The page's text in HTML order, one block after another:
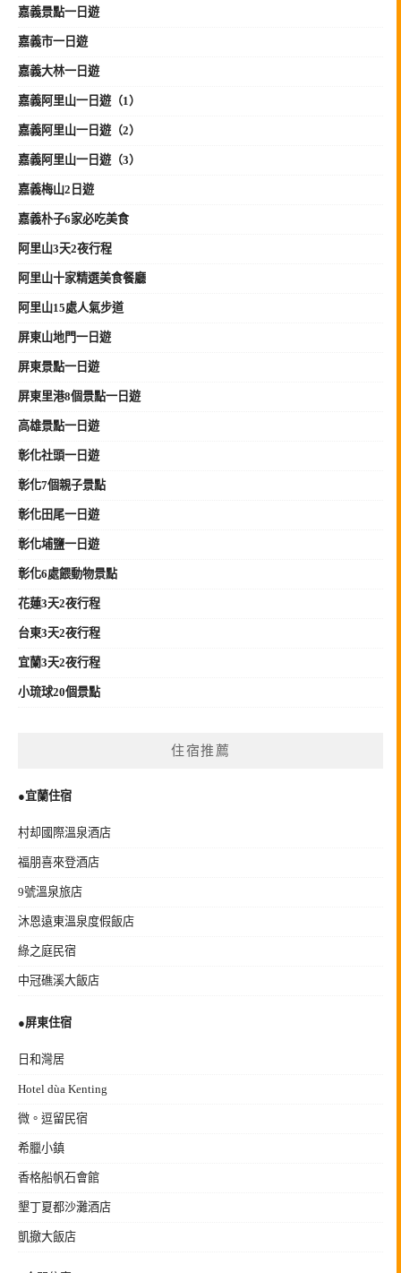
嘉義景點一日遊
嘉義市一日遊
嘉義大林一日遊
嘉義阿里山一日遊（1）
嘉義阿里山一日遊（2）
嘉義阿里山一日遊（3）
嘉義梅山2日遊
嘉義朴子6家必吃美食
阿里山3天2夜行程
阿里山十家精選美食餐廳
阿里山15處人氣步道
屏東山地門一日遊
屏東景點一日遊
屏東里港8個景點一日遊
高雄景點一日遊
彰化社頭一日遊
彰化7個親子景點
彰化田尾一日遊
彰化埔鹽一日遊
彰化6處餵動物景點
花蓮3天2夜行程
台東3天2夜行程
宜蘭3天2夜行程
小琉球20個景點
住宿推薦
●宜蘭住宿
村却國際溫泉酒店
福朋喜來登酒店
9號溫泉旅店
沐恩遠東溫泉度假飯店
綠之庭民宿
中冠礁溪大飯店
●屏東住宿
日和灣居
Hotel dùa Kenting
微。逗留民宿
希臘小鎮
香格船帆石會館
墾丁夏都沙灘酒店
凱撤大飯店